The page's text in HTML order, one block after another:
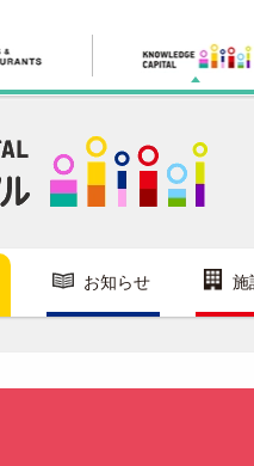
お知らせ 施